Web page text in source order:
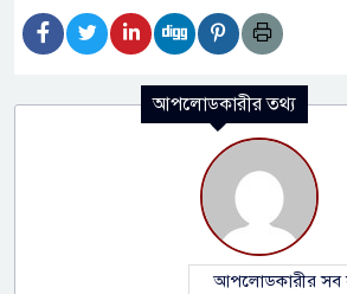
আপলোডকারীর তথ্য
আপলোডকারীর সব